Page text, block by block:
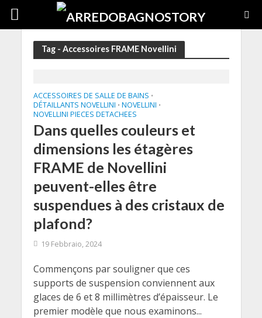
Tag - Accessoires FRAME Novellini
ACCESSOIRES DE SALLE DE BAINS •
DÉTAILLANTS NOVELLINI • NOVELLINI •
NOVELLINI PIECES DETACHEES
Dans quelles couleurs et
dimensions les étagères
FRAME de Novellini
peuvent-elles être
suspendues à des cristaux de
plafond?
19 Febbraio, 2024
Commençons par souligner que ces
supports de suspension conviennent aux
glaces de 6 et 8 millimètres d’épaisseur. Le
premier modèle que nous examinons...